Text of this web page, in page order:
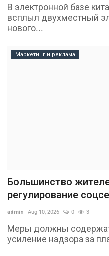
В электронной базе
всплыл двухместный
нового...
Маркетинг и реклама
Большинство
регулирование
admin Aug 10, 2026 0 3
Меры должны
усиление надзора за